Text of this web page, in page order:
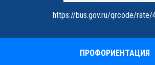
https://bus.gov.ru/qrcode/rate/
ПРОФОРИЕНТАЦИЯ